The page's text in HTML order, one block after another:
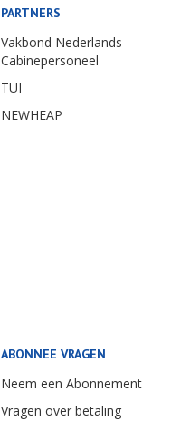
PARTNERS
Vakbond Nederlands
Cabinepersoneel
TUI
NEWHEAP
ABONNEE VRAGEN
Neem een Abonnement
Vragen over betaling